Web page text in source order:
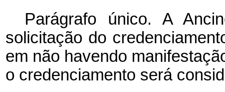
Parágrafo único. A
solicitação do
em não havendo
o credenciamento será